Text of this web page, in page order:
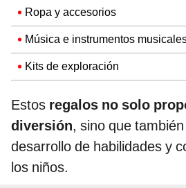
Ropa y accesorios
Música e instrumentos
Kits de exploración
Estos regalos no solo
diversión, sino que
desarrollo de habilidades y
los niños.